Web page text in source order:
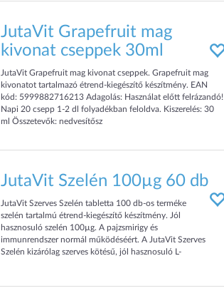
JutaVit Grapefruit mag
kivonat cseppek 30ml
JutaVit Grapefruit mag kivonat cseppek. Grapefruit mag
kivonatot tartalmazó étrend-kiegészítő készítmény. EAN
kód: 5999882716213 Adagolás: Használat előtt felrázandó!
Napi 20 csepp 1-2 dl folyadékban feloldva. Kiszerelés: 30
ml Összetevők: nedvesítősz
JutaVit Szelén 100µg 60 db
JutaVit Szerves Szelén tabletta 100 db-os terméke
szelén tartalmú étrend-kiegészítő készítmény. Jól
hasznosuló szelén 100µg. A pajzsmirigy és
immunrendszer normál működéséért. A JutaVit Szerves
Szelén kizárólag szerves kötésű, jól hasznosuló L-